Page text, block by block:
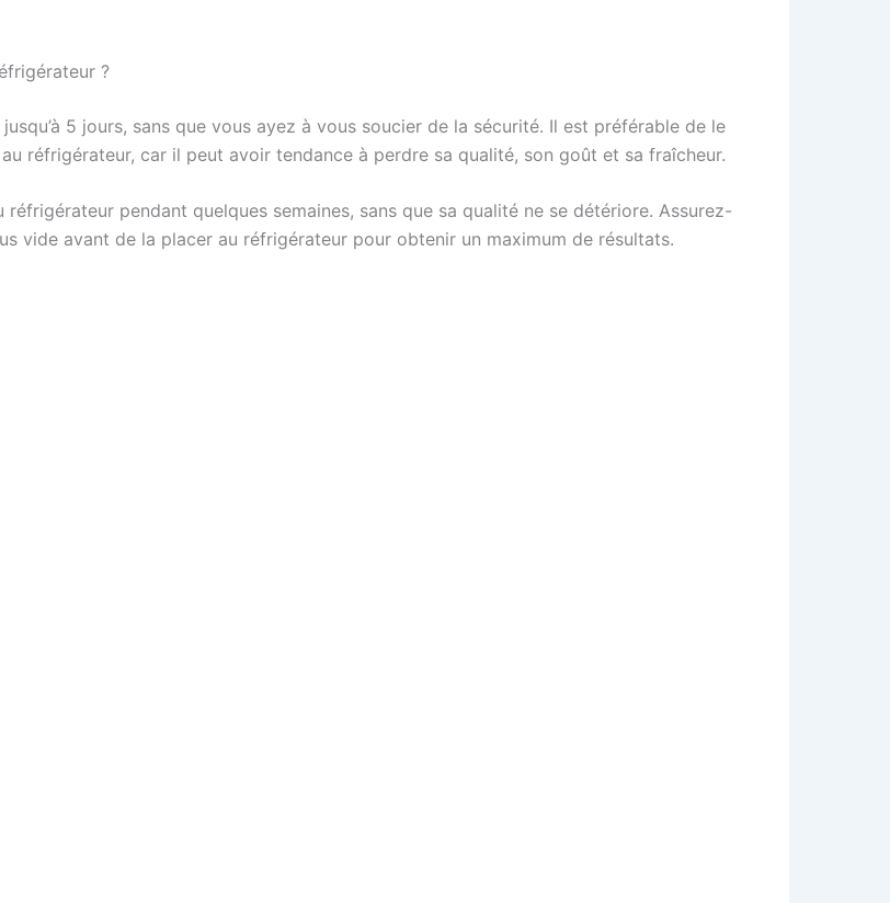
?
5 jours, sans que vous ayez à vous soucier de la sécurité. Il est préférable de le
réfrigérateur, car il peut avoir tendance à perdre sa qualité, son goût et sa fraîcheur.
réfrigérateur pendant quelques semaines, sans que sa qualité ne se détériore. Assurez-
vide avant de la placer au réfrigérateur pour obtenir un maximum de résultats.